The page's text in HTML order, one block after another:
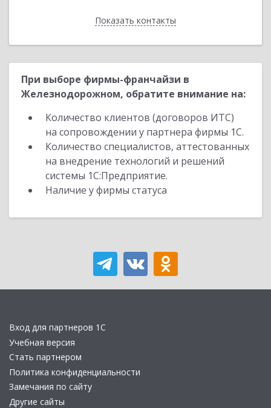
Показать контакты
Назад
При выборе фирмы-франчайзи в
Железнодорожном, обратите внимание на:
Количество клиентов (договоров ИТС)
на сопровождении у партнера фирмы 1С.
Количество специалистов, аттестованных
на внедрение технологий и решений
системы 1С:Предприятие.
Наличие у фирмы статуса
Вход для партнеров 1С
Учебная версия
Стать партнером
Политика конфиденциальности
Замечания по сайту
Другие сайты